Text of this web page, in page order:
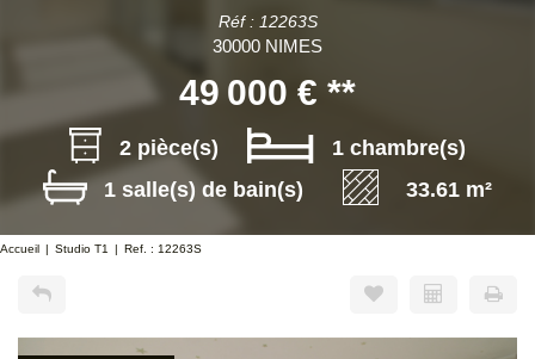
Réf : 12263S
30000 NIMES
49 000 € **
2 pièce(s)
1 chambre(s)
1 salle(s) de bain(s)
33.61 m²
Accueil Studio T1 Ref. : 12263S